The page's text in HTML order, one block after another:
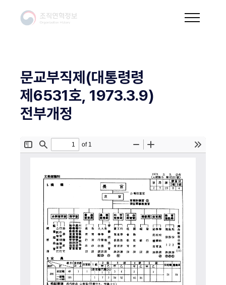
문교부직제(대통령령
제6531호, 1973.3.9)
전부개정